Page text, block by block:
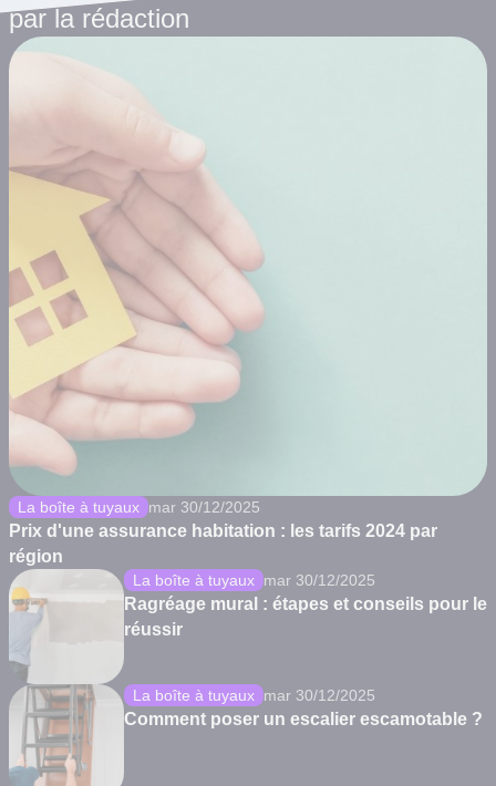
par la rédaction
La boîte à tuyaux mar 30/12/2025
Prix d'une assurance habitation : les tarifs 2024 par
région
La boîte à tuyaux mar 30/12/2025
Ragréage mural : étapes et conseils pour le
réussir
La boîte à tuyaux mar 30/12/2025
Comment poser un escalier escamotable ?